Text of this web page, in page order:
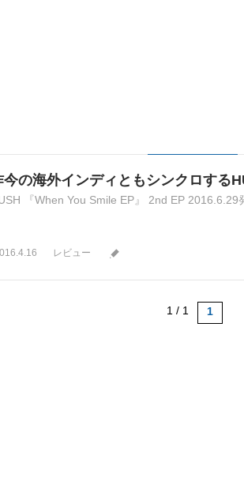
今の海外インディともシンクロする
『When You Smile EP』 2nd EP
レビュー
1 / 1 1